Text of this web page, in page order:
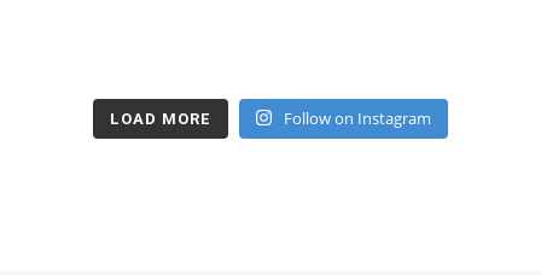
LOAD MORE Follow on Instagram